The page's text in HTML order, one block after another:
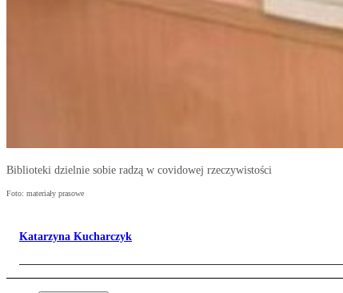
Biblioteki dzielnie sobie radzą w covidowej rzeczywistości
Foto: materiały prasowe
Katarzyna Kucharczyk